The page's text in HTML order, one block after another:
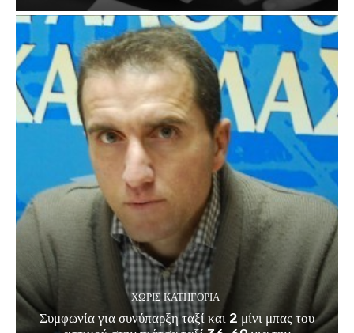
ΧΩΡΊΣ ΚΑΤΗΓΟΡΊΑ
Συμφωνία για συνύπαρξη ταξί και 2 μίνι μπας του